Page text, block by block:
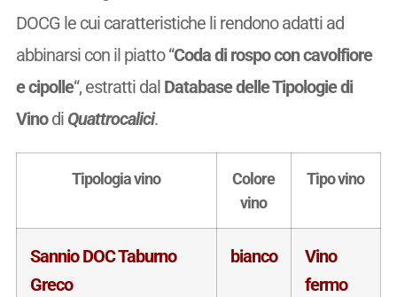
DOCG le cui caratteristiche li rendono adatti ad
abbinarsi con il piatto “Coda di rospo con cavolfiore
e cipolle“, estratti dal Database delle Tipologie di
Vinodi Quattrocalici.
Tipologia vino
Colore
vino
Tipo vino
Sannio DOC Taburno
Greco
bianco
Vino
fermo